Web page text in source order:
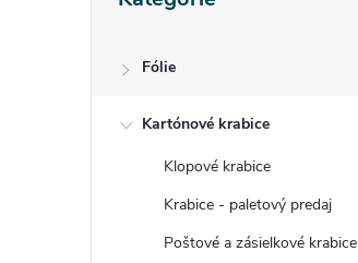
Fólie
Kartónové krabice
Klopové krabice
Krabice - paletový predaj
Poštové a zásielkové krabice